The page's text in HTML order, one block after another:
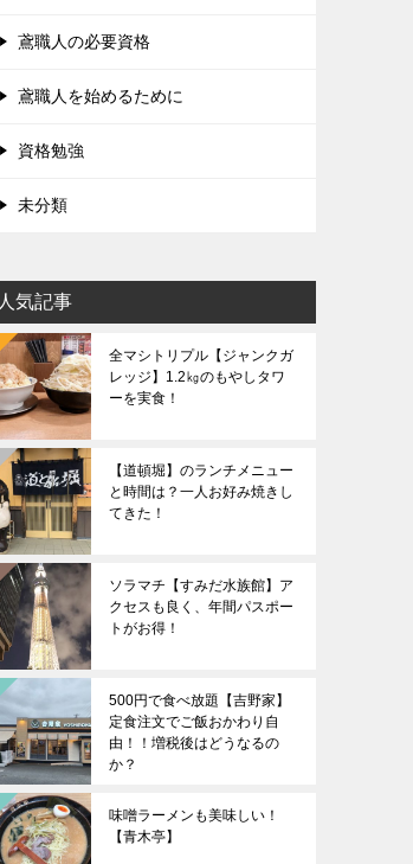
鳶職人の必要資格
鳶職人を始めるために
資格勉強
未分類
人気記事
全マシトリプル【ジャンクガ
レッジ】1.2㎏のもやしタワ
ーを実食！
【道頓堀】のランチメニュー
と時間は？一人お好み焼きし
てきた！
ソラマチ【すみだ水族館】ア
クセスも良く、年間パスポー
トがお得！
500円で食べ放題【吉野家】
定食注文でご飯おかわり自
由！！増税後はどうなるの
か？
味噌ラーメンも美味しい！
【青木亭】